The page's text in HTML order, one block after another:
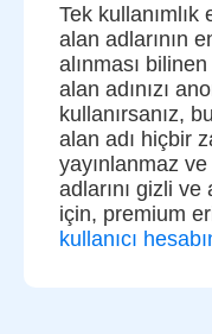
Tek
alan adlarının
alınması
alan adınızı
kullanırsanız,
alan adı hiçbir
yayınlanmaz ve
adlarını gizli
için, premium
kullanıcı